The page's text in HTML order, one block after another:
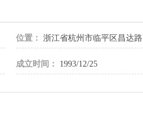
位置： 浙江省杭州市临平区昌达路
成立时间： 1993/12/25